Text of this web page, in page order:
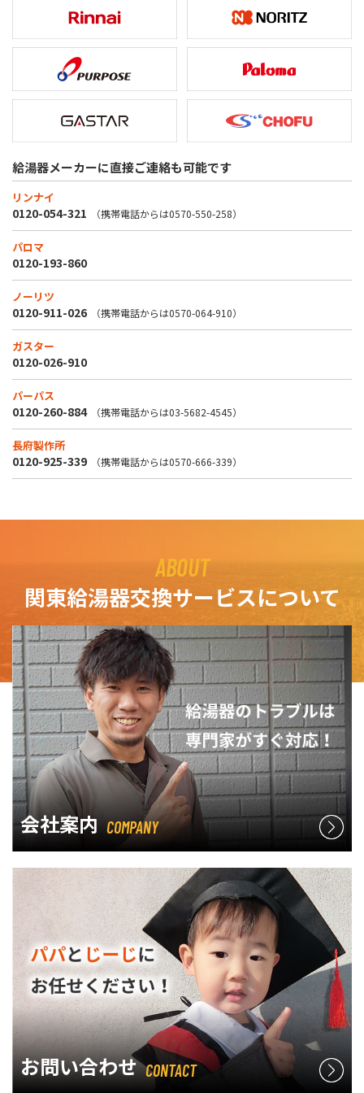
給湯器メーカーに直接ご連絡も可能です
リンナイ
0120-054-321 （携帯電話からは0570-550-258）
パロマ
0120-193-860
ノーリツ
0120-911-026 （携帯電話からは0570-064-910）
ガスター
0120-026-910
パーパス
0120-260-884 （携帯電話からは03-5682-4545）
長府製作所
0120-925-339 （携帯電話からは0570-666-339）
ABOUT
関東給湯器交換サービスについて
会社案内 COMPANY
お問い合わせ CONTACT